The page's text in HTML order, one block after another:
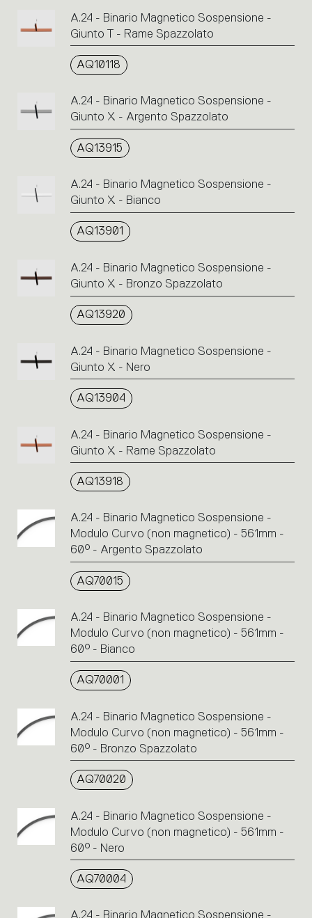
A.24 - Binario Magnetico Sospensione -
Giunto T - Rame Spazzolato
AQ10118
A.24 - Binario Magnetico Sospensione -
Giunto X - Argento Spazzolato
AQ13915
A.24 - Binario Magnetico Sospensione -
Giunto X - Bianco
AQ13901
A.24 - Binario Magnetico Sospensione -
Giunto X - Bronzo Spazzolato
AQ13920
A.24 - Binario Magnetico Sospensione -
Giunto X - Nero
AQ13904
A.24 - Binario Magnetico Sospensione -
Giunto X - Rame Spazzolato
AQ13918
A.24 - Binario Magnetico Sospensione -
Modulo Curvo (non magnetico) - 561mm -
60° - Argento Spazzolato
AQ70015
A.24 - Binario Magnetico Sospensione -
Modulo Curvo (non magnetico) - 561mm -
60° - Bianco
AQ70001
A.24 - Binario Magnetico Sospensione -
Modulo Curvo (non magnetico) - 561mm -
60° - Bronzo Spazzolato
AQ70020
A.24 - Binario Magnetico Sospensione -
Modulo Curvo (non magnetico) - 561mm -
60° - Nero
AQ70004
A.24 - Binario Magnetico Sospensione -